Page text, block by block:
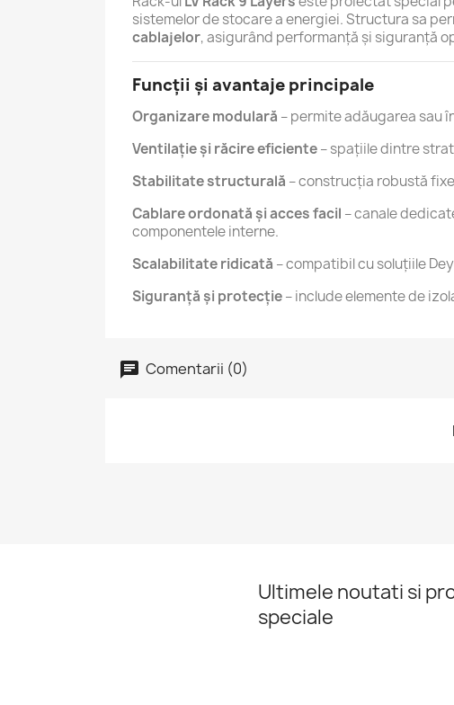
sistemelor de stocare a energiei. Structura sa
cablajelor, asigurând performanță și siguranță
Funcții și avantaje principale
Organizare modulară – permite adăugarea sau
Ventilație și răcire eficiente– spațiile dintre
Stabilitate structurală – construcția robustă
Cablare ordonată și acces facil – canale
componentele interne.
Scalabilitate ridicată – compatibil cu soluțiile
Siguranță și protecție– include elemente de
Comentarii (0)
Ultimele noutati si
speciale